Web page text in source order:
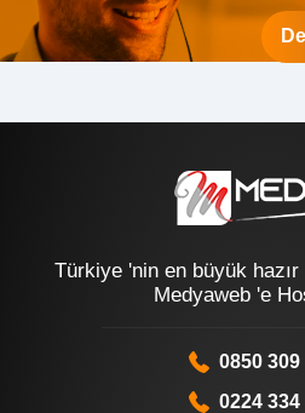
Türkiye 'nin en büyük hazır
Medyaweb 'e
0850 309
0224 334